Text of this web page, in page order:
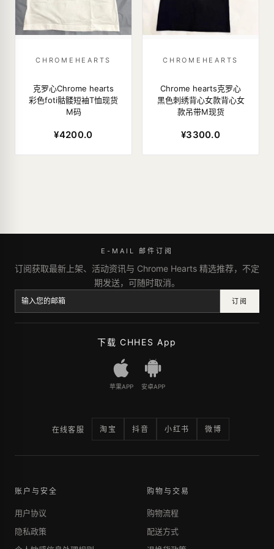
CHROMEHEARTS
克罗心Chrome hearts
彩色foti骷髅短袖T恤现货
M码
¥4200.0
CHROMEHEARTS
Chrome hearts克罗心
黑色刺绣背心女款背心女
款吊带M现货
¥3300.0
E-MAIL 邮件订阅
订阅获取最新上架、活动资讯与 Chrome Hearts 精选推荐，不定
期发送，可随时取消。
订阅
下载 CHHES App
苹果APP 安卓APP
在线客服 淘宝 抖音 小红书 微博
账户与安全
用户协议
隐私政策
购物与交易
购物流程
配送方式